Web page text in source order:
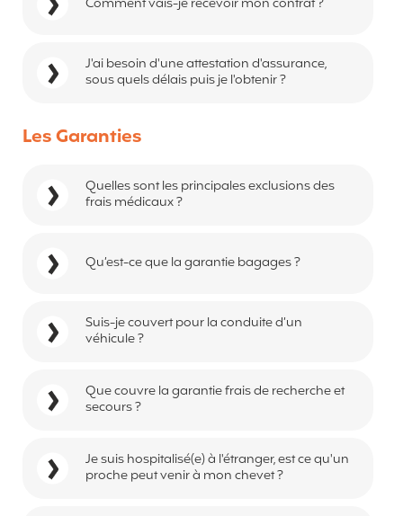
Comment vais-je recevoir mon contrat ?
J'ai besoin d'une attestation d'assurance,
sous quels délais puis je l'obtenir ?
Les Garanties
Quelles sont les principales exclusions des
frais médicaux ?
Qu’est-ce que la garantie bagages ?
Suis-je couvert pour la conduite d’un
véhicule ?
Que couvre la garantie frais de recherche et
secours ?
Je suis hospitalisé(e) à l'étranger, est ce qu'un
proche peut venir à mon chevet ?